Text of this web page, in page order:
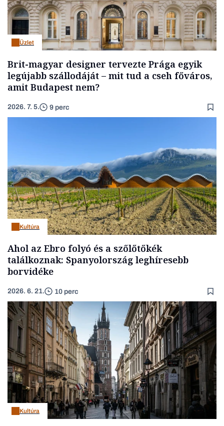
Üzlet
Brit-magyar designer tervezte Prága egyik
legújabb szállodáját – mit tud a cseh főváros,
amit Budapest nem?
2026. 7. 5. 9 perc
Kultúra
Ahol az Ebro folyó és a szőlőtőkék
találkoznak: Spanyolország leghíresebb
borvidéke
2026. 6. 21. 10 perc
Kultúra